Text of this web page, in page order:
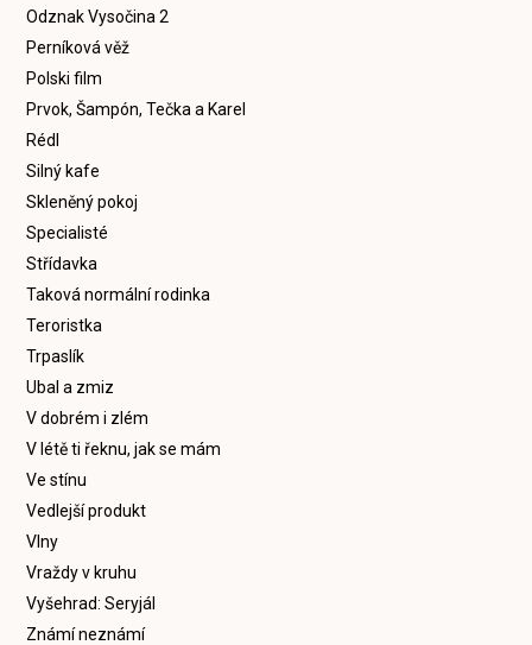
Odznak Vysočina 2
Perníková věž
Polski film
Prvok, Šampón, Tečka a Karel
Rédl
Silný kafe
Skleněný pokoj
Specialisté
Střídavka
Taková normální rodinka
Teroristka
Trpaslík
Ubal a zmiz
V dobrém i zlém
V létě ti řeknu, jak se mám
Ve stínu
Vedlejší produkt
Vlny
Vraždy v kruhu
Vyšehrad: Seryjál
Známí neznámí